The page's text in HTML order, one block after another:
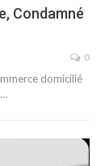
Condamné
0
domicilié